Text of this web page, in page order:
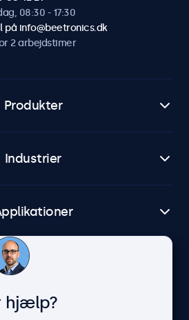
08:30 - 17:30
på info@beetronics.dk
2 arbejdstimer
Produkter
Industrier
hjælp?